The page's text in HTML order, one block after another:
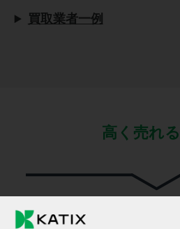
買取業者一例
高く売れる